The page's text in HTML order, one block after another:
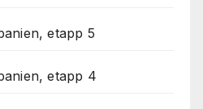
etapp 5
etapp 4